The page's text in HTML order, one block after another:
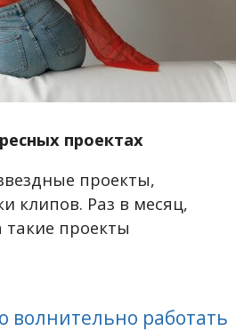
проектах
проекты,
клипов. Раз в месяц,
такие проекты
волнительно работать